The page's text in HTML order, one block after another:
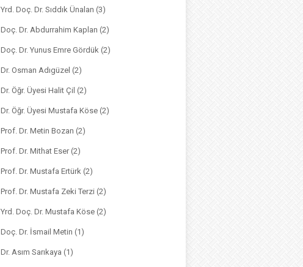
Yrd. Doç. Dr. Sıddık Ünalan (3)
Doç. Dr. Abdurrahim Kaplan (2)
Doç. Dr. Yunus Emre Gördük (2)
Dr. Osman Adıgüzel (2)
Dr. Öğr. Üyesi Halit Çil (2)
Dr. Öğr. Üyesi Mustafa Köse (2)
Prof. Dr. Metin Bozan (2)
Prof. Dr. Mithat Eser (2)
Prof. Dr. Mustafa Ertürk (2)
Prof. Dr. Mustafa Zeki Terzi (2)
Yrd. Doç. Dr. Mustafa Köse (2)
Doç. Dr. İsmail Metin (1)
Dr. Asım Sarıkaya (1)